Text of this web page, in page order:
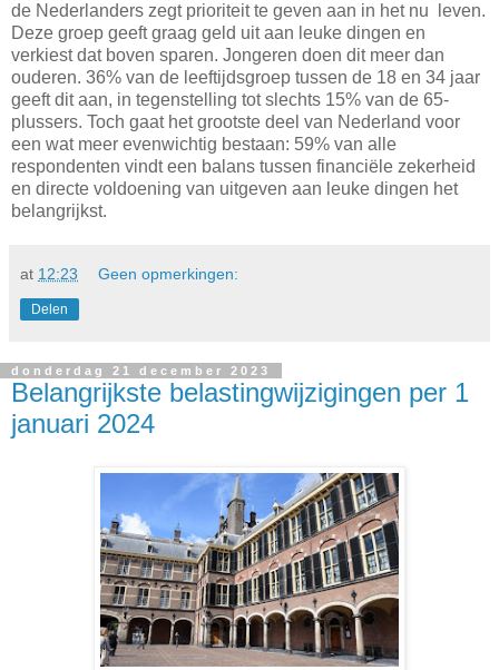
de Nederlanders zegt prioriteit te geven aan in het nu leven.
Deze groep geeft graag geld uit aan leuke dingen en
verkiest dat boven sparen. Jongeren doen dit meer dan
ouderen. 36% van de leeftijdsgroep tussen de 18 en 34 jaar
geeft dit aan, in tegenstelling tot slechts 15% van de 65-
plussers. Toch gaat het grootste deel van Nederland voor
een wat meer evenwichtig bestaan: 59% van alle
respondenten vindt een balans tussen financiële zekerheid
en directe voldoening van uitgeven aan leuke dingen het
belangrijkst.
at 12:23 Geen opmerkingen:
Delen
donderdag 21 december 2023
Belangrijkste belastingwijzigingen per 1
januari 2024